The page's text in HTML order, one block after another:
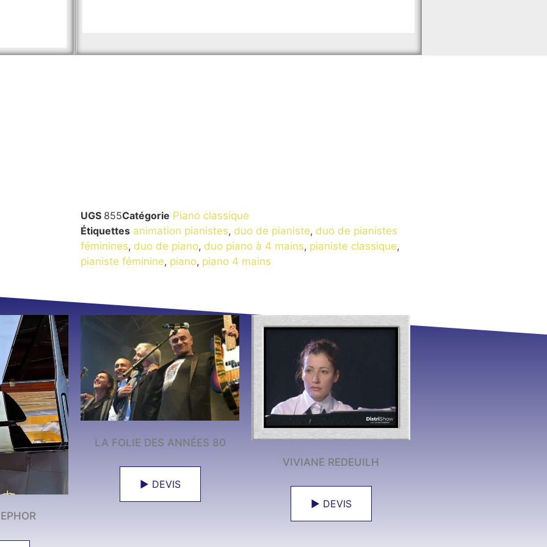
UGS 855Catégorie Piano classique
Étiquettes animation pianistes, duo de pianiste, duo de pianistes
féminines, duo de piano, duo piano à 4 mains, pianiste classique,
pianiste féminine, piano, piano 4 mains
LA FOLIE DES ANNÉES 80
► DEVIS
VIVIANE REDEUILH
► DEVIS